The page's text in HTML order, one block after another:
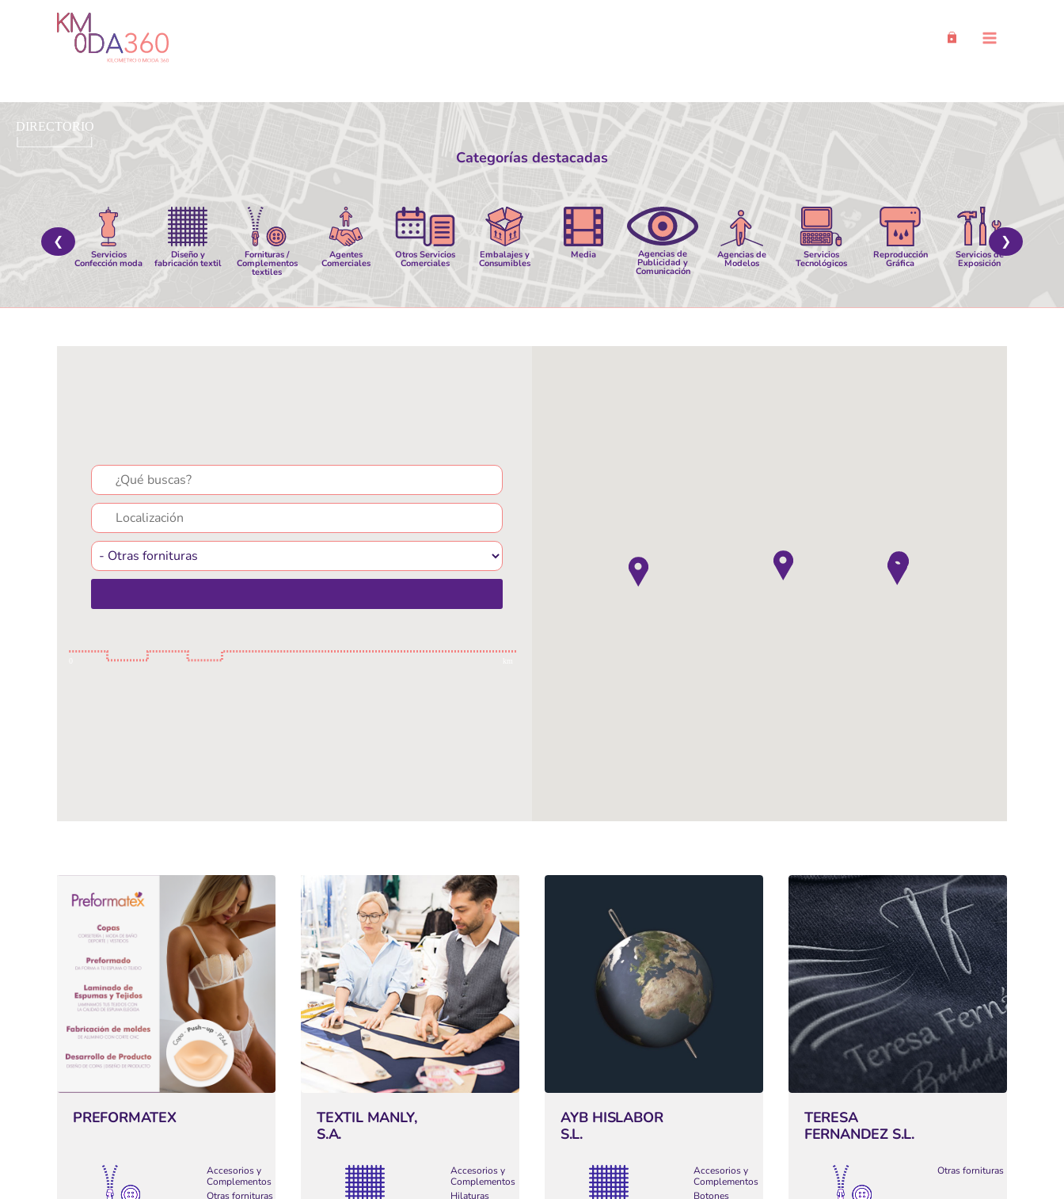
Categorías destacadas
Servicios
Confección moda
Diseño y
fabricación textil
Fornituras /
Complementos
textiles
Agentes
Comerciales
Otros Servicios
Comerciales
Embalajes y
Consumibles
Media Agencias de
Publicidad y
Comunicación
Agencias de
Modelos
Servicios
Tecnológicos
Reproducción
Gráfica
Servicios de
Exposición
❮ ❯
PREFORMATEX
Accesorios y
Complementos
Otras fornituras
TEXTIL MANLY,
S.A.
Accesorios y
Complementos
Hilaturas
AYB HISLABOR
S.L.
Accesorios y
Complementos
Botones
TERESA
FERNANDEZ S.L.
Otras fornituras